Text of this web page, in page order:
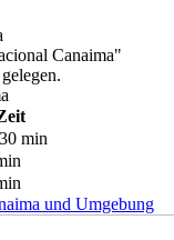
Canaima"
min
und Umgebung